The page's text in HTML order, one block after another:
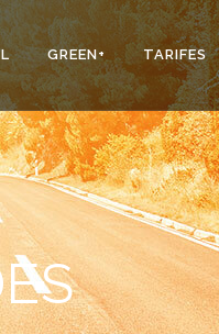
GREEN+ TARIFES